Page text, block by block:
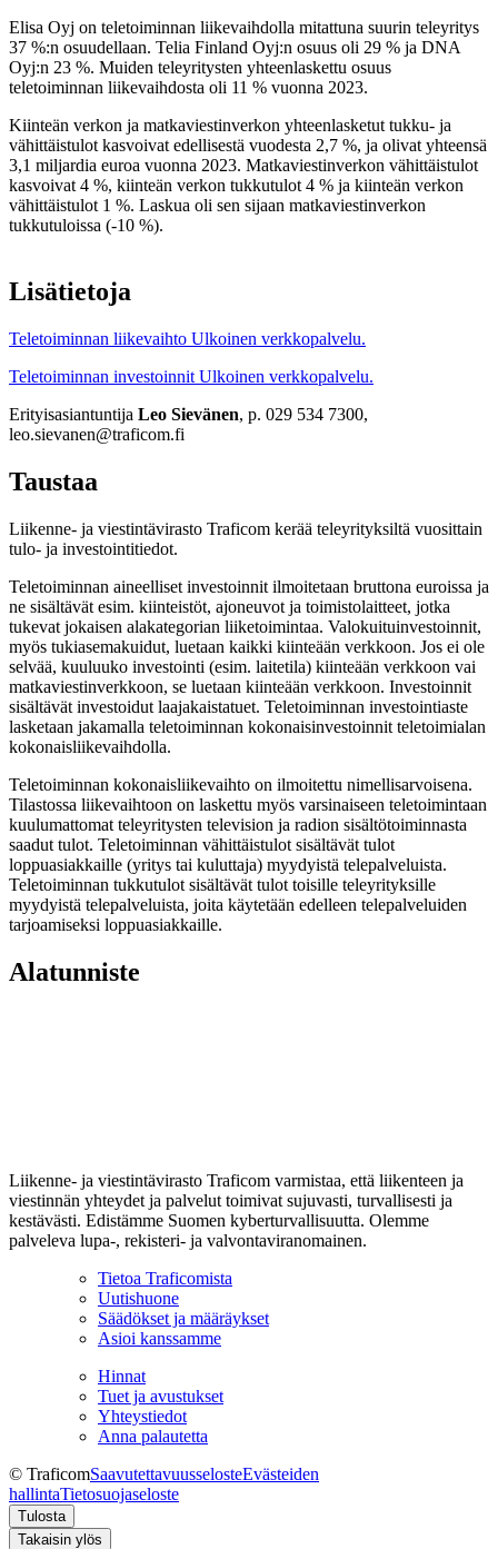
Elisa Oyj on teletoiminnan liikevaihdolla mitattuna suurin teleyritys
37 %:n osuudellaan. Telia Finland Oyj:n osuus oli 29 % ja DNA
Oyj:n 23 %. Muiden teleyritysten yhteenlaskettu osuus
teletoiminnan liikevaihdosta oli 11 % vuonna 2023.
Kiinteän verkon ja matkaviestinverkon yhteenlasketut tukku- ja
vähittäistulot kasvoivat edellisestä vuodesta 2,7 %, ja olivat yhteensä
3,1 miljardia euroa vuonna 2023. Matkaviestinverkon vähittäistulot
kasvoivat 4 %, kiinteän verkon tukkutulot 4 % ja kiinteän verkon
vähittäistulot 1 %. Laskua oli sen sijaan matkaviestinverkon
tukkutuloissa (-10 %).
Lisätietoja
Teletoiminnan liikevaihto Ulkoinen verkkopalvelu.
Teletoiminnan investoinnit Ulkoinen verkkopalvelu.
Erityisasiantuntija Leo Sievänen, p. 029 534 7300,
leo.sievanen@traficom.fi
Taustaa
Liikenne- ja viestintävirasto Traficom kerää teleyrityksiltä vuosittain
tulo- ja investointitiedot.
Teletoiminnan aineelliset investoinnit ilmoitetaan bruttona euroissa ja
ne sisältävät esim. kiinteistöt, ajoneuvot ja toimistolaitteet, jotka
tukevat jokaisen alakategorian liiketoimintaa. Valokuituinvestoinnit,
myös tukiasemakuidut, luetaan kaikki kiinteään verkkoon. Jos ei ole
selvää, kuuluuko investointi (esim. laitetila) kiinteään verkkoon vai
matkaviestinverkkoon, se luetaan kiinteään verkkoon. Investoinnit
sisältävät investoidut laajakaistatuet. Teletoiminnan investointiaste
lasketaan jakamalla teletoiminnan kokonaisinvestoinnit teletoimialan
kokonaisliikevaihdolla.
Teletoiminnan kokonaisliikevaihto on ilmoitettu nimellisarvoisena.
Tilastossa liikevaihtoon on laskettu myös varsinaiseen teletoimintaan
kuulumattomat teleyritysten television ja radion sisältötoiminnasta
saadut tulot. Teletoiminnan vähittäistulot sisältävät tulot
loppuasiakkaille (yritys tai kuluttaja) myydyistä telepalveluista.
Teletoiminnan tukkutulot sisältävät tulot toisille teleyrityksille
myydyistä telepalveluista, joita käytetään edelleen telepalveluiden
tarjoamiseksi loppuasiakkaille.
Alatunniste
Liikenne- ja viestintävirasto Traficom varmistaa, että liikenteen ja
viestinnän yhteydet ja palvelut toimivat sujuvasti, turvallisesti ja
kestävästi. Edistämme Suomen kyberturvallisuutta. Olemme
palveleva lupa-, rekisteri- ja valvontaviranomainen.
Tietoa Traficomista
Uutishuone
Säädökset ja määräykset
Asioi kanssamme
Hinnat
Tuet ja avustukset
Yhteystiedot
Anna palautetta
© TraficomSaavutettavuusselosteEvästeiden
hallintaTietosuojaseloste
Tulosta
Takaisin ylös